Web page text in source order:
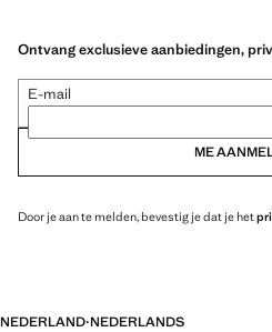
Ontvang exclusieve aanbiedingen,
E-mail
ME
Door je aan te melden, bevestig je dat je het
NEDERLAND·NEDERLANDS